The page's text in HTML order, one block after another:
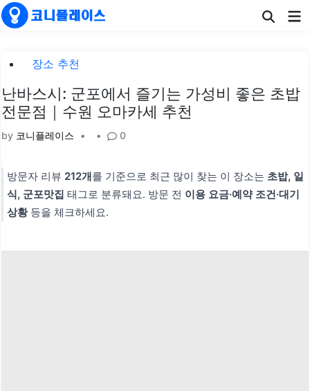
Skip
to
Posted장소 추천
난바스시: 군포에서 즐기는 가성비 좋은 초밥
전문점｜수원 오마카세 추천
by 코니플레이스 • • 0
방문자 리뷰 212개를 기준으로 최근 많이 찾는 이 장소는 초밥, 일
식, 군포맛집 태그로 분류돼요. 방문 전 이용 요금·예약 조건·대기
상황등을 체크하세요.